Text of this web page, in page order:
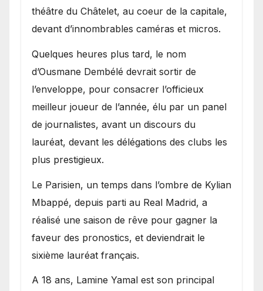
théâtre du Châtelet, au coeur de la capitale,
devant d’innombrables caméras et micros.
Quelques heures plus tard, le nom
d’Ousmane Dembélé devrait sortir de
l’enveloppe, pour consacrer l’officieux
meilleur joueur de l’année, élu par un panel
de journalistes, avant un discours du
lauréat, devant les délégations des clubs les
plus prestigieux.
Le Parisien, un temps dans l’ombre de Kylian
Mbappé, depuis parti au Real Madrid, a
réalisé une saison de rêve pour gagner la
faveur des pronostics, et deviendrait le
sixième lauréat français.
A 18 ans, Lamine Yamal est son principal